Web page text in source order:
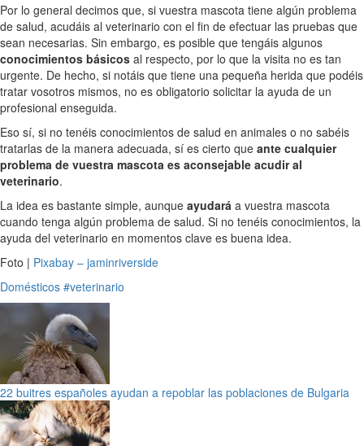
Por lo general decimos que, si vuestra mascota tiene algún problema
de salud, acudáis al veterinario con el fin de efectuar las pruebas que
sean necesarias. Sin embargo, es posible que tengáis algunos
conocimientos básicos al respecto, por lo que la visita no es tan
urgente. De hecho, si notáis que tiene una pequeña herida que podéis
tratar vosotros mismos, no es obligatorio solicitar la ayuda de un
profesional enseguida.
Eso sí, si no tenéis conocimientos de salud en animales o no sabéis
tratarlas de la manera adecuada, sí es cierto que ante cualquier
problema de vuestra mascota es aconsejable acudir al
veterinario.
La idea es bastante simple, aunque ayudará a vuestra mascota
cuando tenga algún problema de salud. Si no tenéis conocimientos, la
ayuda del veterinario en momentos clave es buena idea.
Foto | Pixabay – jaminriverside
Domésticos #veterinario
22 buitres españoles ayudan a repoblar las poblaciones de Bulgaria